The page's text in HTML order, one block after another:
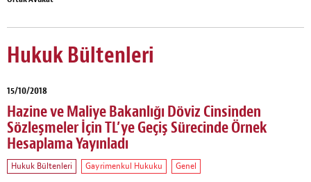
Hukuk Bültenleri
15/10/2018
Hazine ve Maliye Bakanlığı Döviz Cinsinden
Sözleşmeler İçin TL’ye Geçiş Sürecinde Örnek
Hesaplama Yayınladı
Hukuk Bültenleri Gayrimenkul Hukuku Genel